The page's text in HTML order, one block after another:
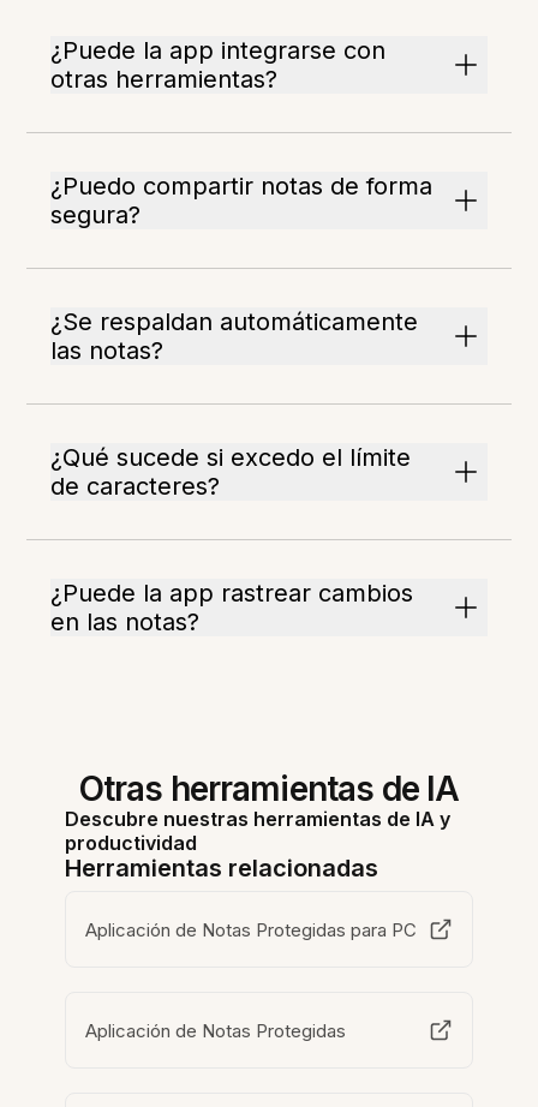
¿Puede la app integrarse con
otras herramientas?
¿Puedo compartir notas de forma
segura?
¿Se respaldan automáticamente
las notas?
¿Qué sucede si excedo el límite
de caracteres?
¿Puede la app rastrear cambios
en las notas?
Otras herramientas de IA
Descubre nuestras herramientas de IA y
productividad
Herramientas relacionadas
Aplicación de Notas Protegidas para PC
Aplicación de Notas Protegidas